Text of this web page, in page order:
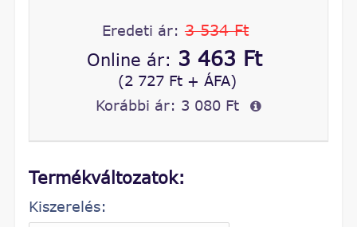
Eredeti ár: 3 534 Ft
Online ár: 3 463 Ft
(2 727 Ft + ÁFA)
Korábbi ár: 3 080 Ft
Termékváltozatok:
Kiszerelés: